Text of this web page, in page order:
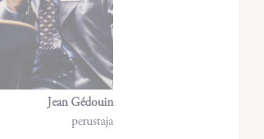
Jean Gédouin
perustaja